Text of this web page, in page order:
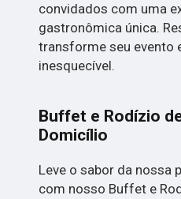
convidados com uma
gastronômica única.
transforme seu evento
inesquecível.
Buffet e Rodízio
Domicílio
Leve o sabor da nossa
com nosso Buffet e